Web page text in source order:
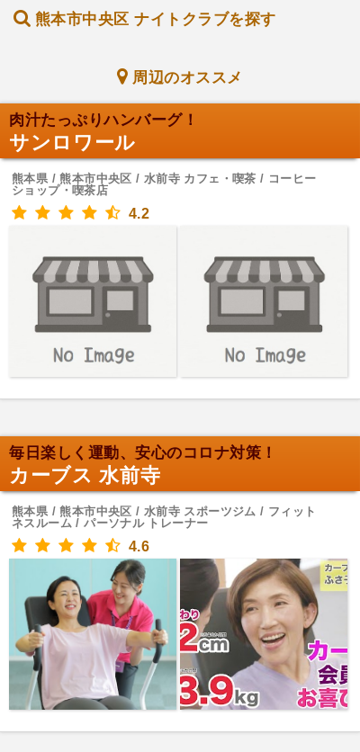
熊本市中央区 ナイトクラブを探す
周辺のオススメ
肉汁たっぷりハンバーグ！
サンロワール
熊本県 / 熊本市中央区 / 水前寺 カフェ・喫茶 / コーヒー
ショップ・喫茶店
4.2
毎日楽しく運動、安心のコロナ対策！
カーブス 水前寺
熊本県 / 熊本市中央区 / 水前寺 スポーツジム / フィット
ネスルーム / パーソナル トレーナー
4.6